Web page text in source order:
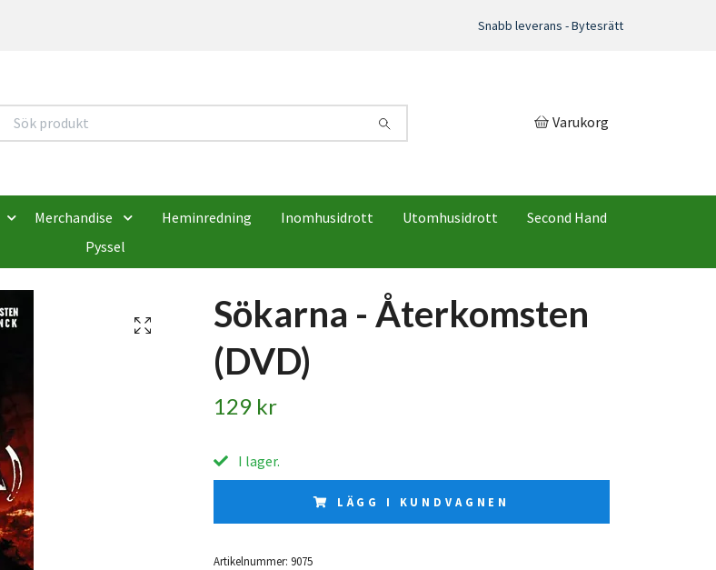
Snabb leverans - Bytesrätt
Varukorg
Merchandise Heminredning Inomhusidrott Utomhusidrott
Second Hand
Pyssel
Sökarna - Återkomsten
(DVD)
129 kr
I lager.
LÄGG I KUNDVAGNEN
Artikelnummer: 9075